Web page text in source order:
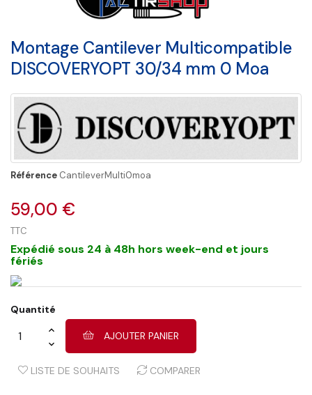
Montage Cantilever Multicompatible
DISCOVERYOPT 30/34 mm 0 Moa
Référence CantileverMulti0moa
59,00 €
TTC
Expédié sous 24 à 48h hors week-end et jours
fériés
Quantité
AJOUTER PANIER
LISTE DE SOUHAITS COMPARER